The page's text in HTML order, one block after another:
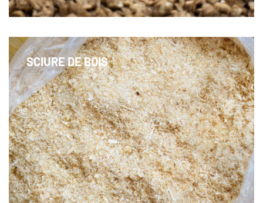
Des granulés de paille comme litière pour les
volailles, les chevaux et bien plus encore
SCIURE DE BOIS